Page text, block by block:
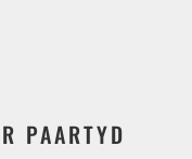
PAARTYD